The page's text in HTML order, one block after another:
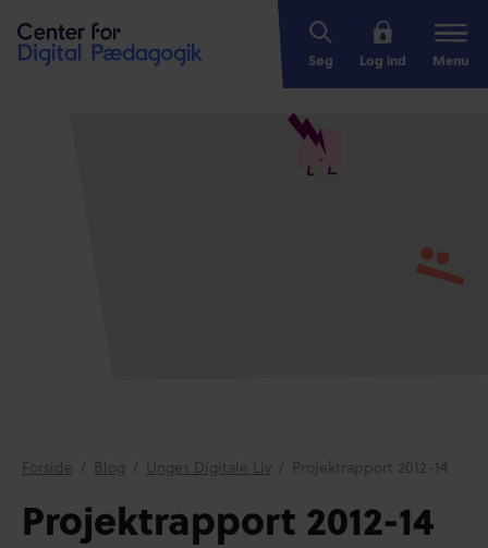
Søg Log ind Menu
Forside / Blog / Unges Digitale Liv / Projektrapport 2012-14
Projektrapport 2012-14